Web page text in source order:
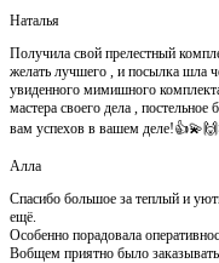
Наталья
Получила свой прелестный
желать лучшего , и посылка шла
увиденного мимишного
мастера своего дела ,
вам успехов в вашем
Алла
Спасибо большое за теплый и
ещё.
Особенно порадовала
Вобщем приятно было